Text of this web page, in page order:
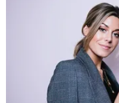
Läs mer om deras liv som